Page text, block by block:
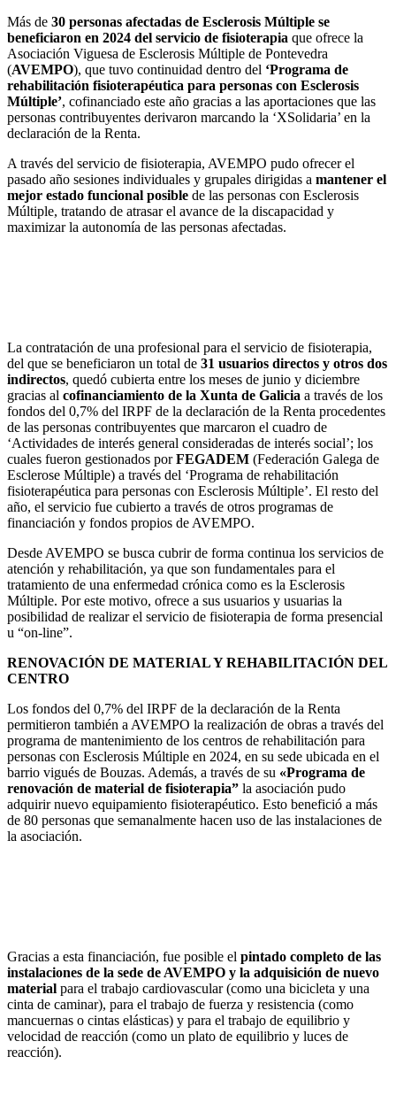
Más de 30 personas afectadas de Esclerosis Múltiple se
beneficiaron en 2024 del servicio de fisioterapia que ofrece la
Asociación Viguesa de Esclerosis Múltiple de Pontevedra
(AVEMPO), que tuvo continuidad dentro del ‘Programa de
rehabilitación fisioterapéutica para personas con Esclerosis
Múltiple’, cofinanciado este año gracias a las aportaciones que las
personas contribuyentes derivaron marcando la ‘XSolidaria’ en la
declaración de la Renta.
A través del servicio de fisioterapia, AVEMPO pudo ofrecer el
pasado año sesiones individuales y grupales dirigidas a mantener el
mejor estado funcional posible de las personas con Esclerosis
Múltiple, tratando de atrasar el avance de la discapacidad y
maximizar la autonomía de las personas afectadas.
La contratación de una profesional para el servicio de fisioterapia,
del que se beneficiaron un total de 31 usuarios directos y otros dos
indirectos, quedó cubierta entre los meses de junio y diciembre
gracias al cofinanciamiento de la Xunta de Galicia a través de los
fondos del 0,7% del IRPF de la declaración de la Renta procedentes
de las personas contribuyentes que marcaron el cuadro de
‘Actividades de interés general consideradas de interés social’; los
cuales fueron gestionados porFEGADEM (Federación Galega de
Esclerose Múltiple) a través del ‘Programa de rehabilitación
fisioterapéutica para personas con Esclerosis Múltiple’. El resto del
año, el servicio fue cubierto a través de otros programas de
financiación y fondos propios de AVEMPO.
Desde AVEMPO se busca cubrir de forma continua los servicios de
atención y rehabilitación, ya que son fundamentales para el
tratamiento de una enfermedad crónica como es la Esclerosis
Múltiple. Por este motivo, ofrece a sus usuarios y usuarias la
posibilidad de realizar el servicio de fisioterapia de forma presencial
u “on-line”.
RENOVACIÓN DE MATERIAL Y REHABILITACIÓN DEL
CENTRO
Los fondos del 0,7% del IRPF de la declaración de la Renta
permitieron también a AVEMPO la realización de obras a través del
programa de mantenimiento de los centros de rehabilitación para
personas con Esclerosis Múltiple en 2024, en su sede ubicada en el
barrio vigués de Bouzas. Además, a través de su «Programa de
renovación de material de fisioterapia” la asociación pudo
adquirir nuevo equipamiento fisioterapéutico. Esto benefició a más
de 80 personas que semanalmente hacen uso de las instalaciones de
la asociación.
Gracias a esta financiación, fue posible el pintado completo de las
instalaciones de la sede de AVEMPO y la adquisición de nuevo
material para el trabajo cardiovascular (como una bicicleta y una
cinta de caminar), para el trabajo de fuerza y resistencia (como
mancuernas o cintas elásticas) y para el trabajo de equilibrio y
velocidad de reacción (como un plato de equilibrio y luces de
reacción).